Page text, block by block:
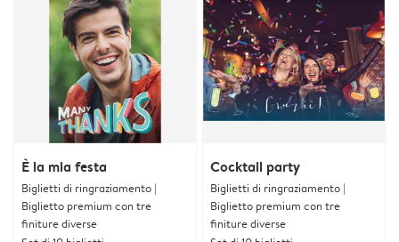
È la mia festa
Biglietti di ringraziamento |
Biglietto premium con tre
finiture diverse
Cocktail party
Biglietti di ringraziamento |
Biglietto premium con tre
finiture diverse